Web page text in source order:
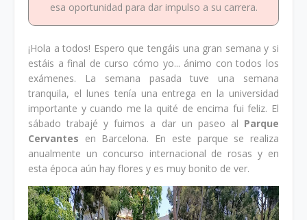
esa oportunidad para dar impulso a su carrera.
¡Hola a todos! Espero que tengáis una gran semana y si
estáis a final de curso cómo yo... ánimo con todos los
exámenes. La semana pasada tuve una semana
tranquila, el lunes tenía una entrega en la universidad
importante y cuando me la quité de encima fui feliz. El
sábado trabajé y fuimos a dar un paseo al Parque
Cervantes en Barcelona. En este parque se realiza
anualmente un concurso internacional de rosas y en
esta época aún hay flores y es muy bonito de ver.